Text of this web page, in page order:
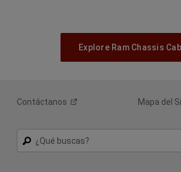
Explore Ram Chassis Cab
Contáctanos Mapa del
Buscar